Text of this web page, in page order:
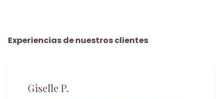
Experiencias de nuestros clientes
Giselle P.